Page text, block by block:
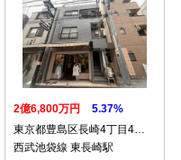
2億6,800万円
5.37%
東京都豊島区長崎4丁目4…
西武池袋線 東長崎駅